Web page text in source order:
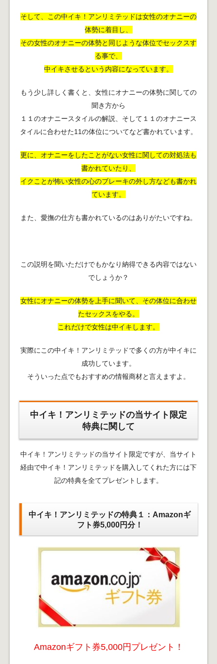
そして、この中イキ！アンリミテッドは女性のオナニーの
体勢に着目し、
その女性のオナニーの体勢と同じような体位でセックスす
る事で、
中イキさせるという内容になっています。
もう少し詳しく書くと、女性にオナニーの体勢に関しての
聞き方から
１１のオナニースタイルの解説、そして１１のオナニース
タイルに合わせた11の体位についてなど書かれています。
更に、オナニーをしたことがない女性に関しての対処法も
書かれていたり、
イクことが怖い女性の心のブレーキの外し方なども書かれ
ています。
また、愛撫の仕方も書かれているのはありがたいですね。
この説明を聞いただけでもかなり納得できる内容ではない
でしょうか？
女性にオナニーの体勢を上手に聞いて、その体位に合わせ
たセックスをやる。
これだけで女性は中イキします。
実際にこの中イキ！アンリミテッドで多くの方が中イキに
成功しています。
そういった点でもおすすめの情報商材と言えますよ。
中イキ！アンリミテッドの当サイト限定
特典に関して
中イキ！アンリミテッドの当サイト限定ですが、当サイト
経由で中イキ！アンリミテッドを購入してくれた方には下
記の特典を全てプレゼントします。
中イキ！アンリミテッドの特典１：Amazonギ
フト券5,000円分！
Amazonギフト券5,000円プレゼント！